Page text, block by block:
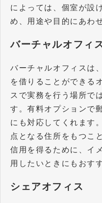
によっては、個室が設
め、用途や目的にあわ
バーチャルオフィ
バーチャルオフィスは
を借りることができる
スで実務を行う場所で
す。有料オプションで
にも対応してくれます
点となる住所をもつこ
信用を得るために、イ
用したいときにもおす
シェアオフィス